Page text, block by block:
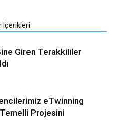
İçerikleri
Giren Terakkililer
eTwinning
Projesini